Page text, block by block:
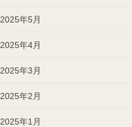
2025年5月
2025年4月
2025年3月
2025年2月
2025年1月